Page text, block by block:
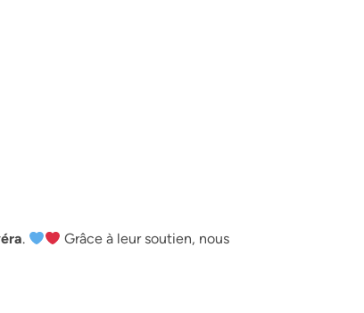
.
Grâce à leur soutien, nous